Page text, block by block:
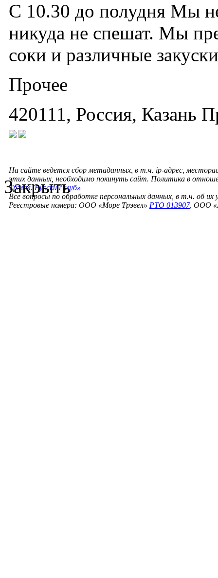
С 10.30 до полудня Мы
никуда не спешат. Мы
соки и различные
Прочее
420111, Россия, Казань
На сайте ведется сбор метаданных, в т.ч. ip-адрес,
этих данных, необходимо покинуть сайт. Политика в
Трэвел. Русский клуб»
Все вопросы по обработке персональных данных, в т.ч. об их
Реестровые номера: ООО «Море Трэвел» РТО 013907, ООО
Закрыть